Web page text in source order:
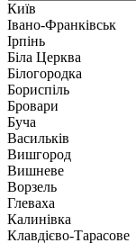
Київ
Івано-Франківськ
Ірпінь
Біла Церква
Білогородка
Бориспіль
Бровари
Буча
Васильків
Вишгород
Вишневе
Ворзель
Глеваха
Калинівка
Клавдієво-Тарасове